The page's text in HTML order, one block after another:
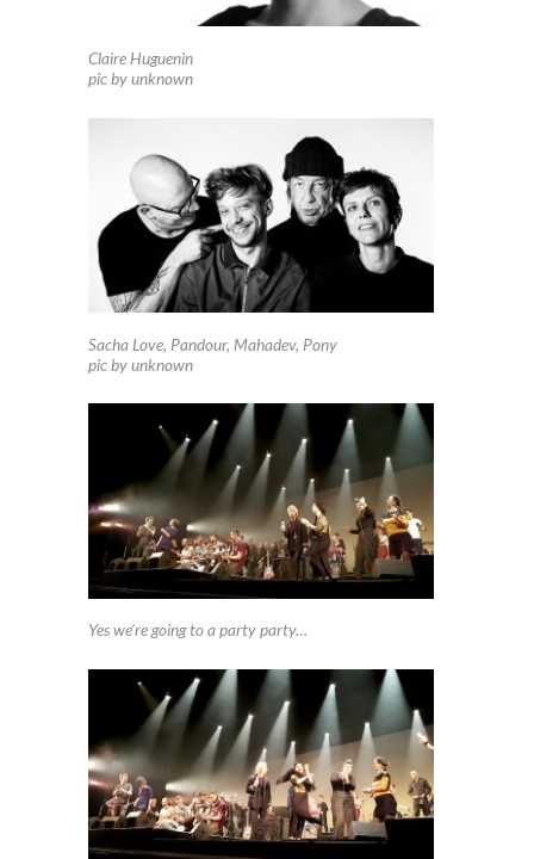
Claire Huguenin
pic by unknown
Sacha Love, Pandour, Mahadev, Pony
pic by unknown
Yes we’re going to a party party…